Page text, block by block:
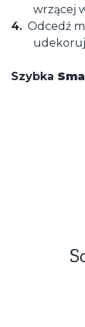
wrzącej
Odcedź
udekoruj
Szybka